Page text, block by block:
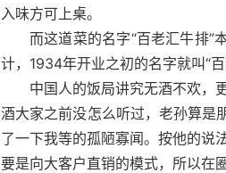
入味方可上桌。
而这道菜的名字“百老汇牛排
计，1934年开业之初的名字就叫“
中国人的饭局讲究无酒不欢，
酒大家之前没怎么听过，老孙算是
了一下我等的孤陋寡闻。按他的说
要是向大客户直销的模式，所以在